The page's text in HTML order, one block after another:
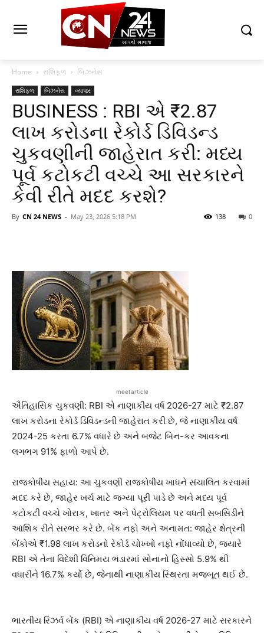
Home રાશિફળ બિઝનેસ
રાશિફળ બિઝનેસ વ્યાપાર
BUSINESS : RBI એ ₹2.87
લાખ કરોડના રેકોર્ડ ડિવિડન્ડ
ચુકવણીની જાહેરાત કરી: મધ્ય
પૂર્વ કટોકટી વચ્ચે આ સરકારને
કેવી રીતે મદદ કરશે?
By CN 24 NEWS - May 23, 2026 5:18 PM 0
138
meetarticle
ઐતિહાસિક ચુકવણી: RBI એ નાણાકીય વર્ષ 2026-27 માટે ₹2.87
લાખ કરોડના રેકોર્ડ ડિવિડન્ડની જાહેરાત કરી છે, જે નાણાકીય વર્ષ
2024-25 કરતા 6.7% વધારે છે અને બજેટ બિન-કર આવકના
લગભગ 91% ફાળો આપે છે.
રાજકોષીય સહાય: આ ચુકવણી રાજકોષીય ખાધને સંચાલિત કરવામાં
મદદ કરે છે, જાહેર ખર્ચ માટે જગ્યા પૂરી પાડે છે અને મધ્ય પૂર્વ
કટોકટી વચ્ચે ખોરાક, ખાતર અને પેટ્રોલિયમ પર વધતી સબસિડીને
આંશિક રીતે સરભર કરે છે. બેંક નફો અને અનામત: જાહેર ક્ષેત્રની
બેંકોએ ₹1.98 લાખ કરોડનો રેકોર્ડ ચોખ્ખો નફો નોંધાવ્યો છે, જ્યારે
RBI એ તેના વિદેશી વિનિમય ભંડારમાં સોનાનો હિસ્સો 5.9% થી
વધારીને 16.7% કર્યો છે, જેનાથી નાણાકીય સ્થિરતા મજબૂત થઈ છે.
ભારતીય રિઝર્વ બેંક (RBI) એ નાણાકીય વર્ષ 2026-27 માટે સરકારને